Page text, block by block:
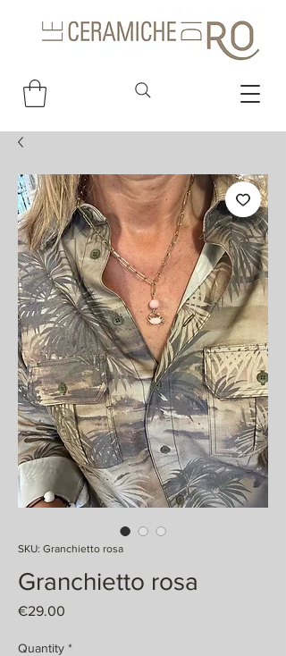
SKU: Granchietto rosa
Granchietto rosa
€29.00
Quantity *